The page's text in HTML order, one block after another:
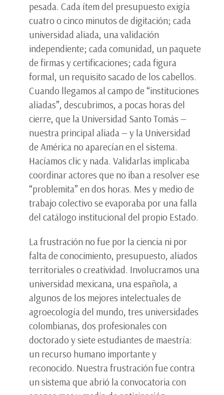
pesada. Cada ítem del presupuesto exigía
cuatro o cinco minutos de digitación; cada
universidad aliada, una validación
independiente; cada comunidad, un paquete
de firmas y certificaciones; cada figura
formal, un requisito sacado de los cabellos.
Cuando llegamos al campo de “instituciones
aliadas”, descubrimos, a pocas horas del
cierre, que la Universidad Santo Tomás —
nuestra principal aliada — y la Universidad
de América no aparecían en el sistema.
Hacíamos clic y nada. Validarlas implicaba
coordinar actores que no iban a resolver ese
“problemita” en dos horas. Mes y medio de
trabajo colectivo se evaporaba por una falla
del catálogo institucional del propio Estado.
La frustración no fue por la ciencia ni por
falta de conocimiento, presupuesto, aliados
territoriales o creatividad. Involucramos una
universidad mexicana, una española, a
algunos de los mejores intelectuales de
agroecología del mundo, tres universidades
colombianas, dos profesionales con
doctorado y siete estudiantes de maestría:
un recurso humano importante y
reconocido. Nuestra frustración fue contra
un sistema que abrió la convocatoria con